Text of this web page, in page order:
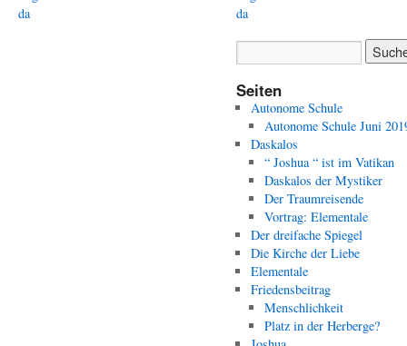
da
da
Seiten
Autonome Schule
Autonome Schule Juni
Daskalos
“ Joshua “ ist im Vatikan
Daskalos der Mystiker
Der Traumreisende
Vortrag: Elementale
Der dreifache Spiegel
Die Kirche der Liebe
Elementale
Friedensbeitrag
Menschlichkeit
Platz in der Herberge?